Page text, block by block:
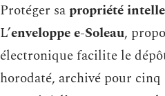
Protéger sapropriété
L’enveloppe e-Soleau,
électronique facilite le
horodaté, archivé pour